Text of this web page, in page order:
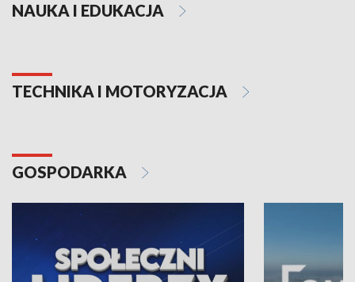
NAUKA I EDUKACJA
TECHNIKA I MOTORYZACJA
GOSPODARKA